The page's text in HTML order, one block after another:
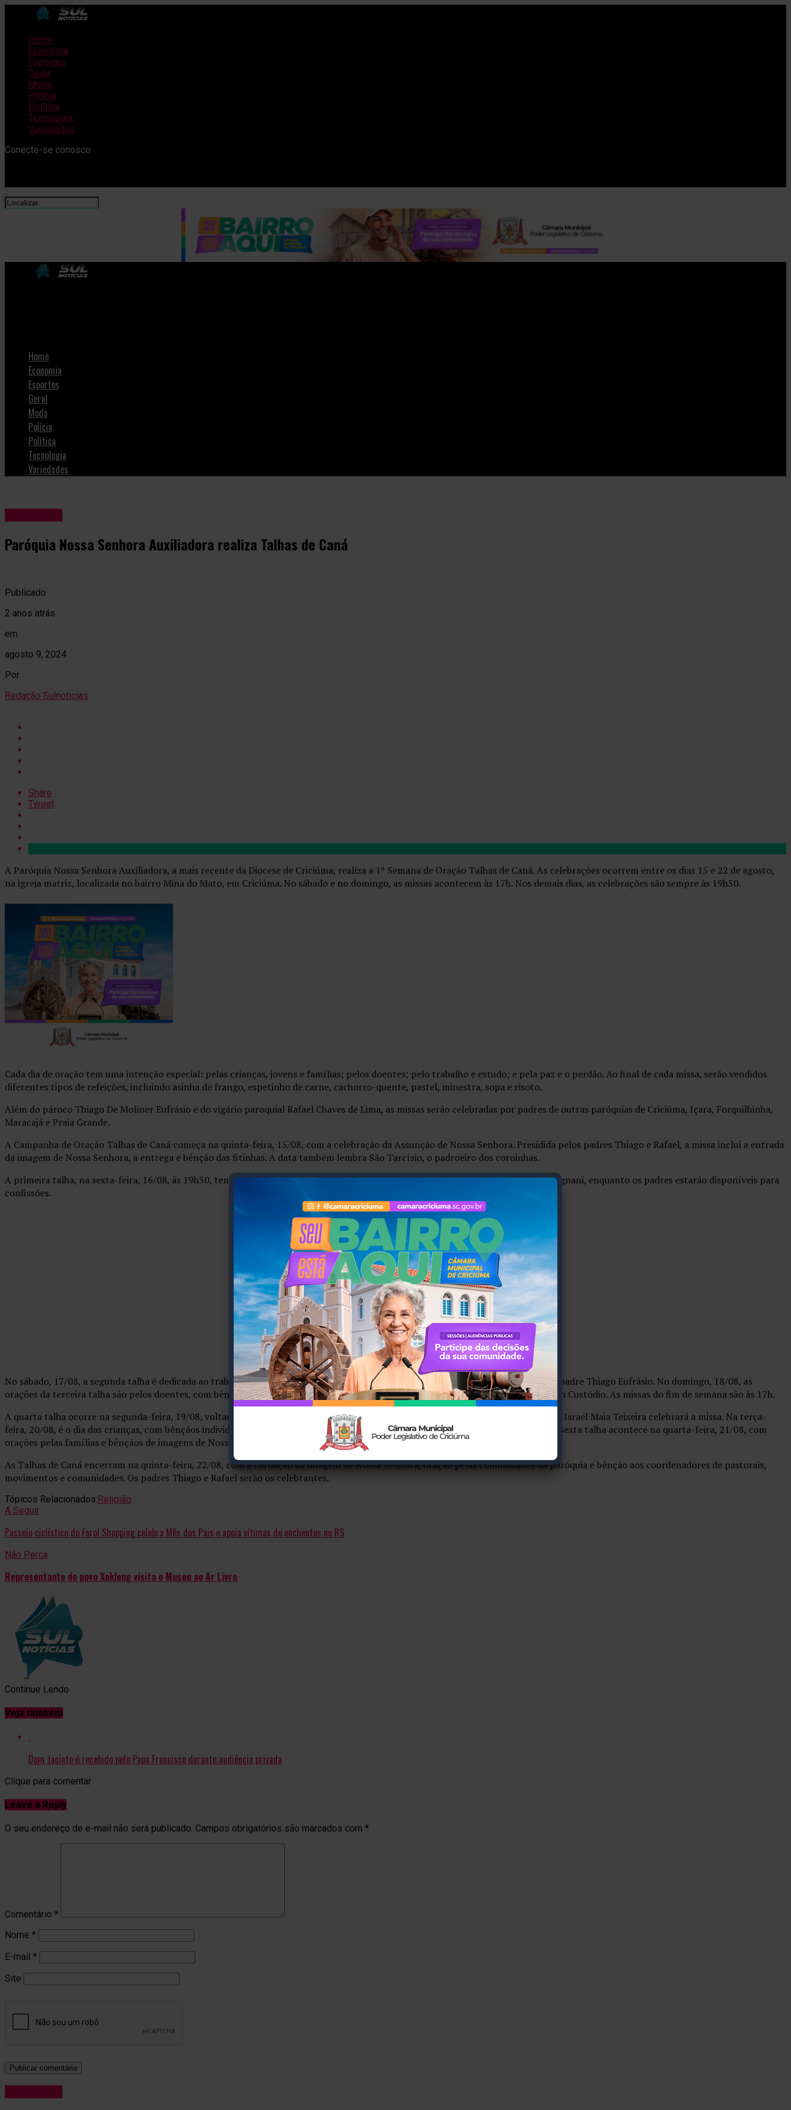
Home
Economia
Esportes
Geral
Moda
Polícia
Política
Tecnologia
Variedades
Conecte-se conosco
Home
Economia
Esportes
Geral
Moda
Polícia
Política
Tecnologia
Variedades
Paróquia Nossa Senhora Auxiliadora realiza Talhas de Caná
Publicado
2 anos atrás
em
agosto 9, 2024
Por
Redação Sulnoticias
Share
Tweet
A Paróquia Nossa Senhora Auxiliadora, a mais recente da Diocese de Criciúma, realiza a 1ª Semana de Oração Talhas de Caná. As celebrações ocorrem entre os dias 15 e 22 de agosto,
na igreja matriz, localizada no bairro Mina do Mato, em Criciúma. No sábado e no domingo, as missas acontecem às 17h. Nos demais dias, as celebrações são sempre às 19h30.
Cada dia de oração tem uma intenção especial: pelas crianças, jovens e famílias; pelos doentes; pelo trabalho e estudo; e pela paz e o perdão. Ao final de cada missa, serão vendidos
diferentes tipos de refeições, incluindo asinha de frango, espetinho de carne, cachorro-quente, pastel, minestra, sopa e risoto.
Além do pároco Thiago De Moliner Eufrásio e do vigário paroquial Rafael Chaves de Lima, as missas serão celebradas por padres de outras paróquias de Criciúma, Içara, Forquilhinha,
Maracajá e Praia Grande.
A Campanha de Oração Talhas de Caná começa na quinta-feira, 15/08, com a celebração da Assunção de Nossa Senhora. Presidida pelos padres Thiago e Rafael, a missa inclui a entrada
da imagem de Nossa Senhora, a entrega e bênção das fitinhas. A data também lembra São Tarcísio, o padroeiro dos coroinhas.
A primeira talha, na sexta-feira, 16/08, às 19h30, tem orações pela paz e pelo perdão. A missa será celebrada pelo padre Marcos Legnani, enquanto os padres estarão disponíveis para
confissões.
No sábado, 17/08, a segunda talha é dedicada ao trabalho e estudo, com bênção de chaves e carteiras de trabalho. O celebrante é o padre Thiago Eufrásio. No domingo, 18/08, as
orações da terceira talha são pelos doentes, com bênção de roupas e medicamentos. A celebração será conduzida pelo padre Elisson Custódio. As missas do fim de semana são às 17h.
A quarta talha ocorre na segunda-feira, 19/08, voltada aos jovens. Além da bênção, há também a imposição do escapulário. O padre Israel Maia Teixeira celebrará a missa. Na terça-
feira, 20/08, é o dia das crianças, com bênçãos individuais e para gestantes. O celebrante será o padre Maurício Borges Feliciano. A sexta talha acontece na quarta-feira, 21/08, com
orações pelas famílias e bênçãos de imagens de Nossa Senhora. A missa será celebrada pelo padre Hemerson Jean.
As Talhas de Caná encerram na quinta-feira, 22/08, com a coroação da imagem de Nossa Senhora, oração pelas comunidades da paróquia e bênção aos coordenadores de pastorais,
movimentos e comunidades. Os padres Thiago e Rafael serão os celebrantes.
Tópicos Relacionados:Religião
A Seguir
Passeio ciclístico do Farol Shopping celebra Mês dos Pais e apoia vítimas de enchentes no RS
Não Perca
Representante do povo Xokleng visita o Museu ao Ar Livre
Continue Lendo
Veja também
Dom Jacinto é recebido pelo Papa Francisco durante audiência privada
Clique para comentar
Leave a Reply
O seu endereço de e-mail não será publicado. Campos obrigatórios são marcados com *
Comentário *
Nome *
E-mail *
Site